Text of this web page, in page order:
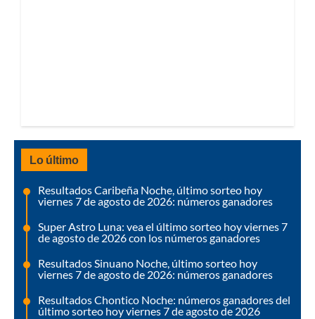
Lo último
Resultados Caribeña Noche, último sorteo hoy
viernes 7 de agosto de 2026: números ganadores
Super Astro Luna: vea el último sorteo hoy viernes 7
de agosto de 2026 con los números ganadores
Resultados Sinuano Noche, último sorteo hoy
viernes 7 de agosto de 2026: números ganadores
Resultados Chontico Noche: números ganadores del
último sorteo hoy viernes 7 de agosto de 2026